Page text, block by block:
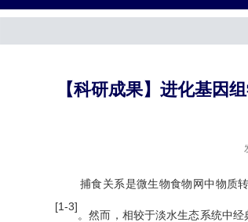
【科研成果】进化基因
捕食关系是微生物食物网中物质
[1-3]
。然而，相较于淡水生态系统中